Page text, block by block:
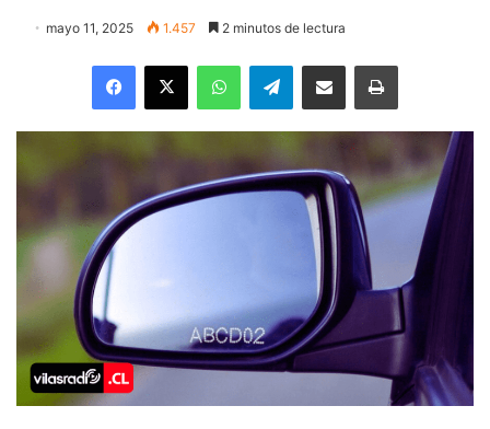
mayo 11, 2025 1.457 2 minutos de lectura
Facebook
X WhatsAppTelegramEnviar vía email Imprimir